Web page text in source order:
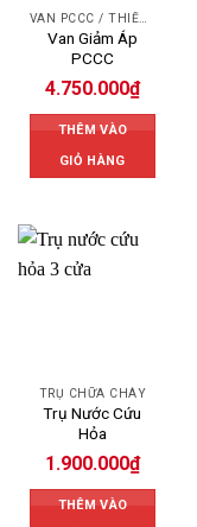
Van Giảm Áp
PCCC
4.750.000₫
THÊM VÀO
GIỎ HÀNG
TRỤ CHỮA CHÁY
Trụ Nước Cứu
Hỏa
1.900.000₫
THÊM VÀO